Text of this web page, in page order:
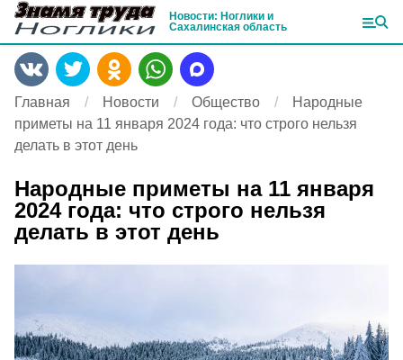
Новости: Ноглики и
Сахалинская область
Главная Новости Общество
Народные
приметы на 11 января 2024 года: что строго нельзя
делать в этот день
Народные приметы на 11 января
2024 года: что строго нельзя
делать в этот день